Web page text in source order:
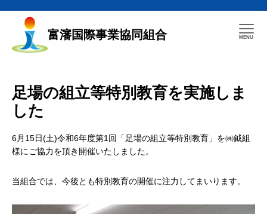
富瀋国際事業協同組合
足場の組立等特別教育を実施しま
した
6月15日(土)令和6年度第1回「足場の組立等特別教育」を㈱鉞組
様にご協力を頂き開催いたしました。
当組合では、今後とも特別教育の開催に注力してまいります。